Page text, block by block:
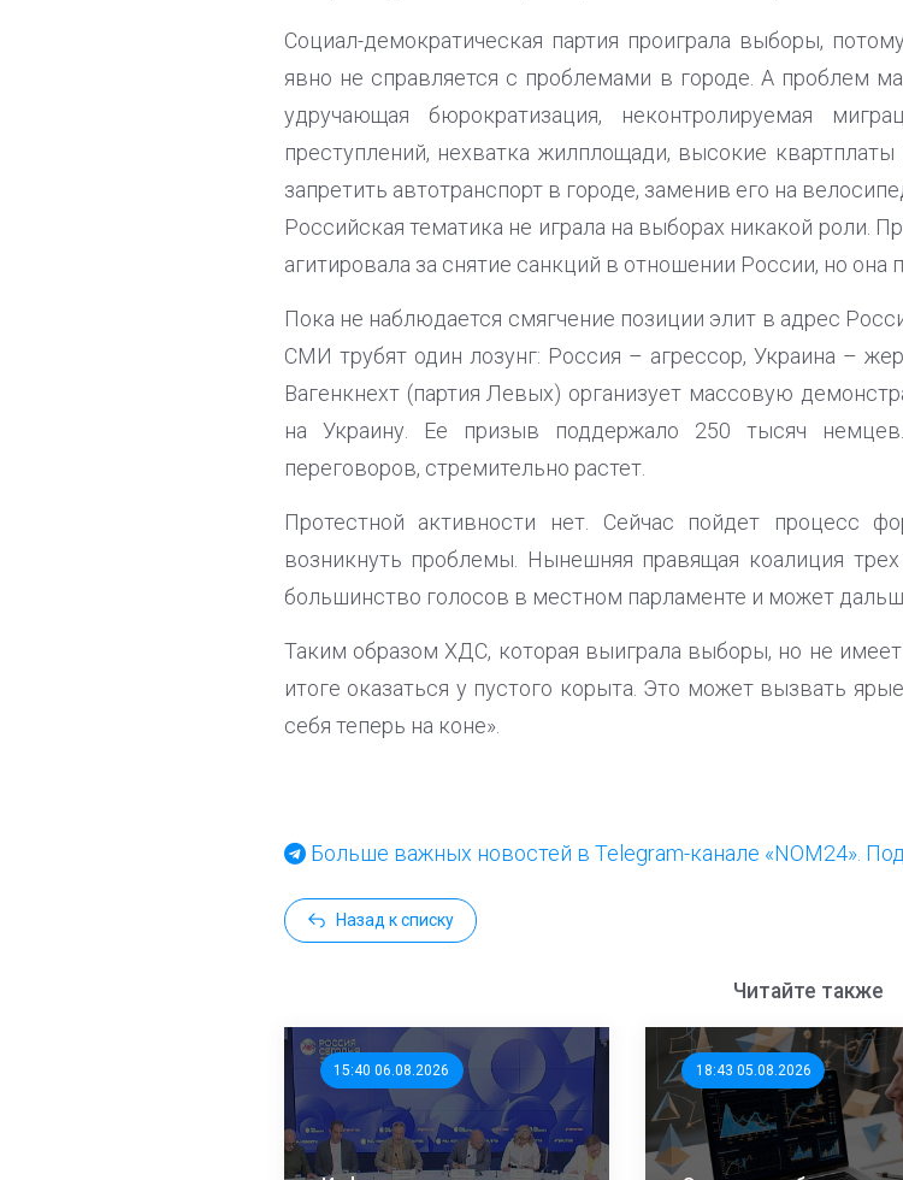
Социал-демократическая партия проиграла выборы,
явно не справляется с проблемами в городе. А проблем
удручающая бюрократизация, неконтролируемая
преступлений, нехватка жилплощади, высокие
запретить автотранспорт в городе, заменив его на
Российская тематика не играла на выборах никакой роли.
агитировала за снятие санкций в отношении России, но она
Пока не наблюдается смягчение позиции элит в адрес
СМИ трубят один лозунг: Россия – агрессор, Украина –
Вагенкнехт (партия Левых) организует массовую
на Украину. Ее призыв поддержало 250 тысяч
переговоров, стремительно растет.
Протестной активности нет. Сейчас пойдет процесс
возникнуть проблемы. Нынешняя правящая коалиция
большинство голосов в местном парламенте и может
Таким образом ХДС, которая выиграла выборы, но не
итоге оказаться у пустого корыта. Это может вызвать
себя теперь на коне».
Больше важных новостей в Telegram-канале «NOM24».
Назад к списку
Читайте также
15:40 06.08.2026 18:43 05.08.2026